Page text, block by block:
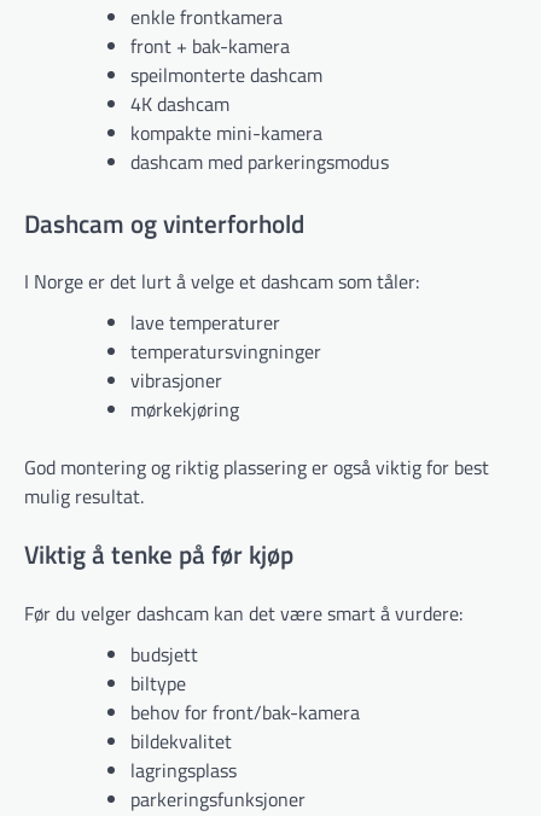
enkle frontkamera
front + bak-kamera
speilmonterte dashcam
4K dashcam
kompakte mini-kamera
dashcam med parkeringsmodus
Dashcam og vinterforhold
I Norge er det lurt å velge et dashcam som tåler:
lave temperaturer
temperatursvingninger
vibrasjoner
mørkekjøring
God montering og riktig plassering er også viktig for best
mulig resultat.
Viktig å tenke på før kjøp
Før du velger dashcam kan det være smart å vurdere:
budsjett
biltype
behov for front/bak-kamera
bildekvalitet
lagringsplass
parkeringsfunksjoner